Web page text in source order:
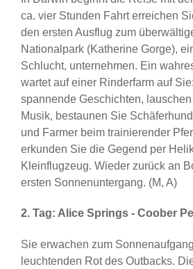
ca. vier Stunden Fahrt erreichen
den ersten Ausflug zum
Nationalpark (Katherine Gorge),
Schlucht, unternehmen. Ein
wartet auf einer Rinderfarm auf
spannende Geschichten,
Musik, bestaunen Sie
und Farmer beim trainierender
erkunden Sie die Gegend per
Kleinflugzeug. Wieder zurück an
ersten Sonnenuntergang. (M, A)
2. Tag: Alice Springs - Coober
Sie erwachen zum
leuchtenden Rot des Outbacks.